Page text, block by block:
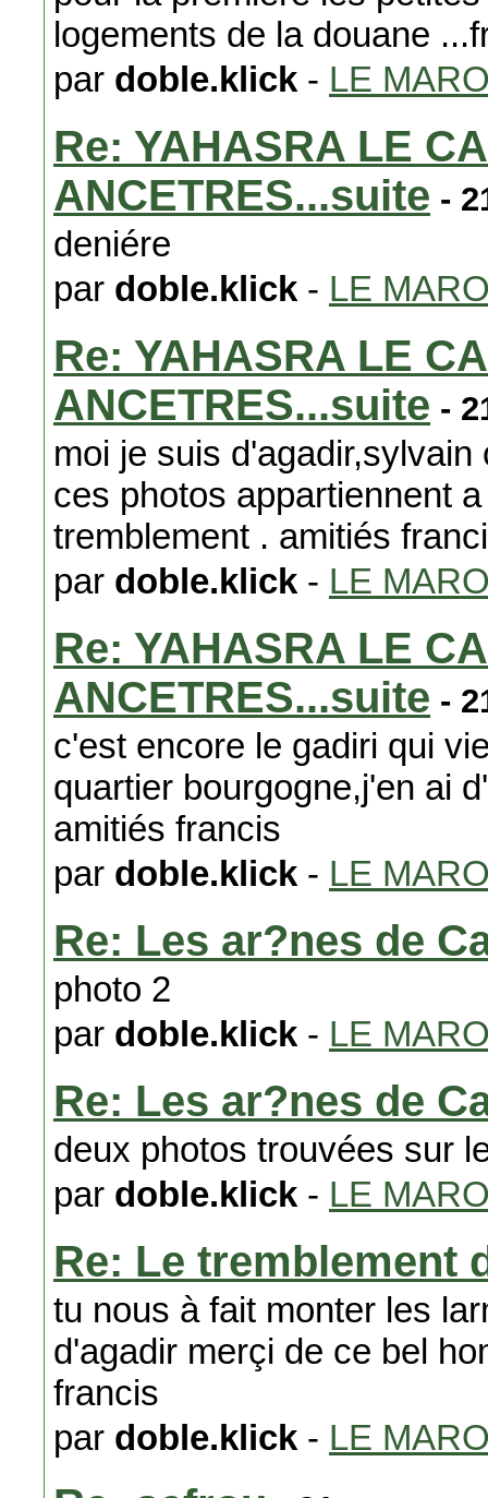
logements de la douane
par doble.klick - LE
Re: YAHASRA LE
ANCETRES...suite -
deniére
par doble.klick - LE
Re: YAHASRA LE
ANCETRES...suite -
moi je suis
ces photos appartiennent
tremblement . amitiés
par doble.klick - LE
Re: YAHASRA LE
ANCETRES...suite -
c'est encore le gadiri qui
quartier bourgogne,j'en ai
amitiés francis
par doble.klick - LE
Re: Les ar?nes de
photo 2
par doble.klick - LE
Re: Les ar?nes de
deux photos trouvées sur
par doble.klick - LE
Re: Le tremblement
tu nous à fait monter les
d'agadir merçi de ce bel
francis
par doble.klick - LE